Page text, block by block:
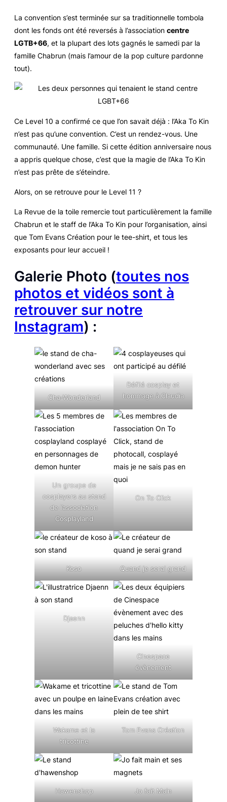
La convention s’est terminée sur sa traditionnelle tombola
dont les fonds ont été reversés à l’association centre
LGTB+66, et la plupart des lots gagnés le samedi par la
famille Chabrun (mais l’amour de la pop culture pardonne
tout).
Ce Level 10 a confirmé ce que l’on savait déjà : l’Aka To Kin
n’est pas qu’une convention. C’est un rendez-vous. Une
communauté. Une famille. Si cette édition anniversaire nous
a appris quelque chose, c’est que la magie de l’Aka To Kin
n’est pas prête de s’éteindre.
Alors, on se retrouve pour le Level 11 ?
La Revue de la toile remercie tout particulièrement la famille
Chabrun et le staff de l’Aka To Kin pour l’organisation, ainsi
que Tom Evans Création pour le tee-shirt, et tous les
exposants pour leur accueil !
Galerie Photo (toutes nos
photos et vidéos sont à
retrouver sur notre
Instagram) :
Cha-Wonderland
Défilé cosplay et
hommage à Claudia
Un groupe de
cosplayers au stand
de l’association
Cosplayland
On To Click
Koso Quand je serai grand
Djaenn
Cinespace
évènement
Wakame et la
tricottine
Tom Evans Création
Hawenshop Jo fait Main